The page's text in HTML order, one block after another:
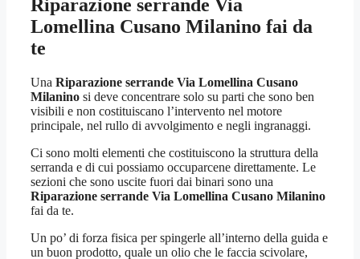
Riparazione serrande Via
Lomellina Cusano Milanino fai da
te
Una Riparazione serrande Via Lomellina Cusano
Milanino si deve concentrare solo su parti che sono ben
visibili e non costituiscano l’intervento nel motore
principale, nel rullo di avvolgimento e negli ingranaggi.
Ci sono molti elementi che costituiscono la struttura della
serranda e di cui possiamo occuparcene direttamente. Le
sezioni che sono uscite fuori dai binari sono una
Riparazione serrande Via Lomellina Cusano Milanino
fai da te.
Un po’ di forza fisica per spingerle all’interno della guida e
un buon prodotto, quale un olio che le faccia scivolare,